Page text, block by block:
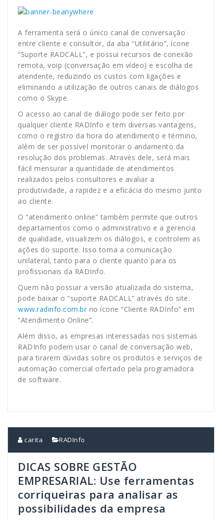
A ferramenta será o único canal de conversação
entre cliente e consultor, da aba “Utilitário”, ícone
“Suporte RADCALL”, e possui recursos de conexão
remota, voip (conversação em vídeo) e escolha de
atendente, reduzindo os custos com ligações e
eliminando a utilização de outros canais de diálogos
como o Skype.
O acesso ao canal de diálogo pode ser feito por
qualquer cliente RADInfo e tem diversas vantagens,
como o registro da hora do atendimento e término,
além de ser possível monitorar o andamento da
resolução dos problemas. Através dele, será mais
fácil mensurar a quantidade de atendimentos
realizados pelos consultores e avaliar a
produtividade, a rapidez e a eficácia do mesmo junto
ao cliente.
O “atendimento online” também permite que outros
departamentos como o administrativo e a gerencia
de qualidade, visualizem os diálogos, e controlem as
ações do suporte. Isso torna a comunicação
unilateral, tanto para o cliente quanto para os
profissionais da RADInfo.
Quem não possuir a versão atualizada do sistema,
pode baixar o “suporte RADCALL” através do site:
www.radinfo.com.br no ícone “Cliente RADInfo” em
“Atendimento Online”.
Além disso, as empresas interessadas nos sistemas
RADInfo podem usar o canal de conversação web,
para tirarem dúvidas sobre os produtos e serviços de
automação comercial ofertado pela programadora
de software.
carita RADInfo
DICAS SOBRE GESTÃO
EMPRESARIAL: Use ferramentas
corriqueiras para analisar as
possibilidades da empresa